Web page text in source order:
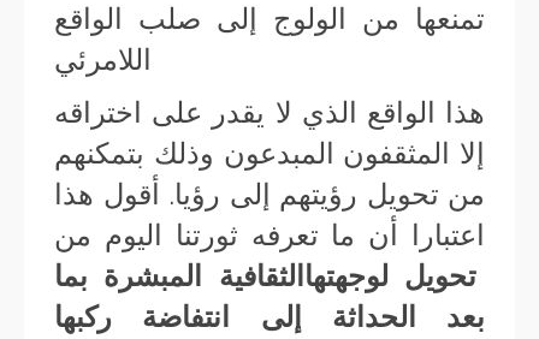
تمنعها من الولوج إلى صلب الواقع
اللامرئي
هذا الواقع الذي لا يقدر على اختراقه
إلا المثقفون المبدعون وذلك بتمكنهم
من تحويل رؤيتهم إلى رؤيا. أقول هذا
اعتبارا أن ما تعرفه ثورتنا اليوم من
تحويل لوجهتهاالثقافية المبشرة بما
بعد الحداثة إلى انتفاضة ركبها